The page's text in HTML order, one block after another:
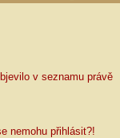
v seznamu právě
nemohu přihlásit?!